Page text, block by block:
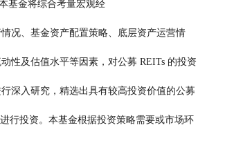
基金将综合考量宏观经
济运行情况、基金资产配置策略、底层资产运营情
况、流动性及估值水平等因素，对公募 REITs 的投资
价值进行深入研究，精选出具有较高投资价值的公募
REITs 进行投资。本基金根据投资策略需要或市场环